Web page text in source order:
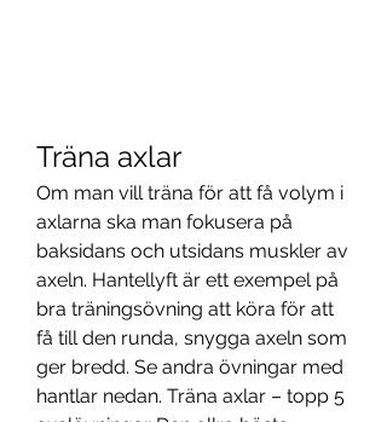
Träna axlar
Om man vill träna för att få volym i
axlarna ska man fokusera på
baksidans och utsidans muskler av
axeln. Hantellyft är ett exempel på
bra träningsövning att köra för att
få till den runda, snygga axeln som
ger bredd. Se andra övningar med
hantlar nedan. Träna axlar – topp 5